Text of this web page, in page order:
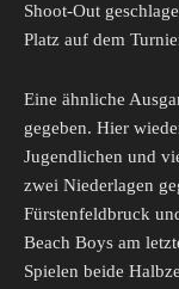
Shoot-Out
Platz auf dem
Eine ähnliche
gegeben. Hier
Jugendlichen und
zwei Niederlagen
Fürstenfeldbruck
Beach Boys am
Spielen beide